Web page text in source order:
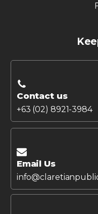
Contact us
+63 (02) 8921-3984
Email Us